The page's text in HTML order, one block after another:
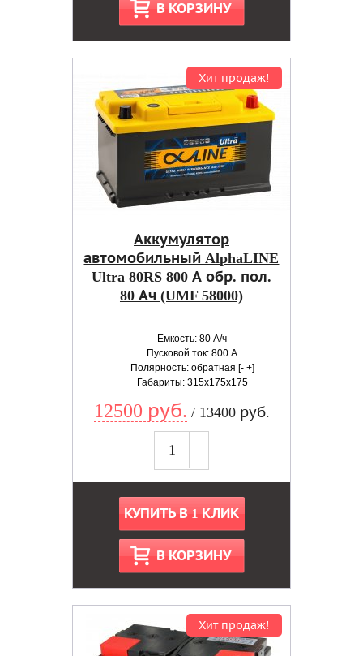
В КОРЗИНУ
Хит продаж!
Аккумулятор
автомобильный AlphaLINE
Ultra 80RS 800 А обр. пол.
80 Ач (UMF 58000)
Емкость: 80 А/ч
Пусковой ток: 800 А
Полярность: обратная [- +]
Габариты: 315x175x175
12500 руб. / 13400 руб.
КУПИТЬ В 1 КЛИК
В КОРЗИНУ
Хит продаж!